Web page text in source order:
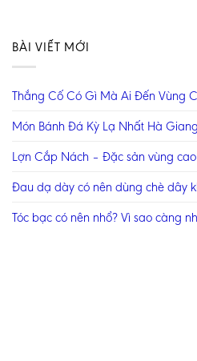
BÀI VIẾT MỚI
Thắng Cố Có Gì Mà Ai Đến Vùng
Món Bánh Đá Kỳ Lạ Nhất Hà
Lợn Cắp Nách – Đặc sản vùng
Đau dạ dày có nên dùng chè dây
Tóc bạc có nên nhổ? Vì sao càng